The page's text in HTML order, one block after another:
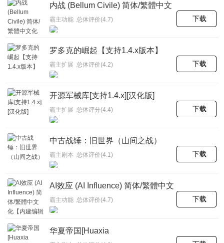
内战 (Bellum Civile) 简体/繁體中文
化【重磅更新】
霸主功能 总体评价(4.7) 下载
罗多克的崛起【支持1.4.x版本】
霸主扩展 总体评价(4.2) 下载
开源军械库[支持1.4.x][汉化版]
霸主扩展 总体评分(4.4) 下载
中古战锤：旧世界（山间之战）
霸主剧本 总体评价(4.1) 下载
AI效应 (AI Influence) 简体/繁體中文
化【内建编辑器来了】
霸主功能 总体评价(4.7) 下载
华夏帝国[Huaxia
Kingdom]1.3.15&1.4.5